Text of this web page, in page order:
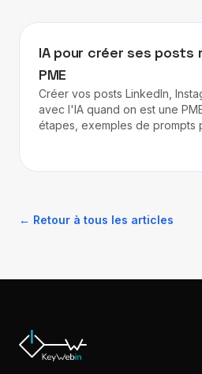
IA pour créer ses posts
PME
Créer vos posts LinkedIn,
avec l'IA quand on est une
étapes, exemples de prompts
← Retour à tous les articles